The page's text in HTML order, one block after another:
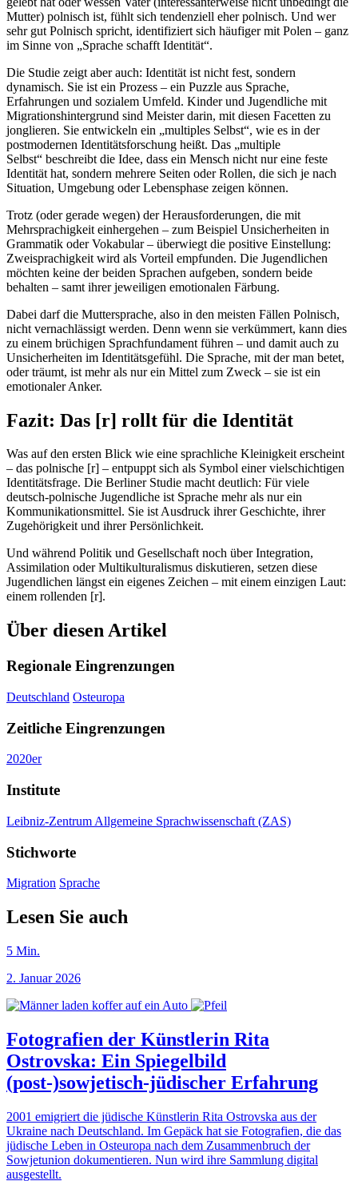
Mutter) polnisch ist, fühlt sich tendenziell eher polnisch. Und wer
sehr gut Polnisch spricht, identifiziert sich häufiger mit Polen – ganz
im Sinne von „Sprache schafft Identität“.
Die Studie zeigt aber auch: Identität ist nicht fest, sondern
dynamisch. Sie ist ein Prozess – ein Puzzle aus Sprache,
Erfahrungen und sozialem Umfeld. Kinder und Jugendliche mit
Migrationshintergrund sind Meister darin, mit diesen Facetten zu
jonglieren. Sie entwickeln ein „multiples Selbst“, wie es in der
postmodernen Identitätsforschung heißt. Das „multiple
Selbst“ beschreibt die Idee, dass ein Mensch nicht nur eine feste
Identität hat, sondern mehrere Seiten oder Rollen, die sich je nach
Situation, Umgebung oder Lebensphase zeigen können.
Trotz (oder gerade wegen) der Herausforderungen, die mit
Mehrsprachigkeit einhergehen – zum Beispiel Unsicherheiten in
Grammatik oder Vokabular – überwiegt die positive Einstellung:
Zweisprachigkeit wird als Vorteil empfunden. Die Jugendlichen
möchten keine der beiden Sprachen aufgeben, sondern beide
behalten – samt ihrer jeweiligen emotionalen Färbung.
Dabei darf die Muttersprache, also in den meisten Fällen Polnisch,
nicht vernachlässigt werden. Denn wenn sie verkümmert, kann dies
zu einem brüchigen Sprachfundament führen – und damit auch zu
Unsicherheiten im Identitätsgefühl. Die Sprache, mit der man betet,
oder träumt, ist mehr als nur ein Mittel zum Zweck – sie ist ein
emotionaler Anker.
Fazit: Das [r] rollt für die Identität
Was auf den ersten Blick wie eine sprachliche Kleinigkeit erscheint
– das polnische [r] – entpuppt sich als Symbol einer vielschichtigen
Identitätsfrage. Die Berliner Studie macht deutlich: Für viele
deutsch-polnische Jugendliche ist Sprache mehr als nur ein
Kommunikationsmittel. Sie ist Ausdruck ihrer Geschichte, ihrer
Zugehörigkeit und ihrer Persönlichkeit.
Und während Politik und Gesellschaft noch über Integration,
Assimilation oder Multikulturalismus diskutieren, setzen diese
Jugendlichen längst ein eigenes Zeichen – mit einem einzigen Laut:
einem rollenden [r].
Über diesen Artikel
Regionale Eingrenzungen
Deutschland Osteuropa
Zeitliche Eingrenzungen
2020er
Institute
Leibniz-Zentrum Allgemeine Sprachwissenschaft (ZAS)
Stichworte
Migration Sprache
Lesen Sie auch
5 Min.
2. Januar 2026
Fotografien der Künstlerin Rita
Ostrovska: Ein Spiegelbild
(post-)sowjetisch-jüdischer Erfahrung
2001 emigriert die jüdische Künstlerin Rita Ostrovska aus der
Ukraine nach Deutschland. Im Gepäck hat sie Fotografien, die das
jüdische Leben in Osteuropa nach dem Zusammenbruch der
Sowjetunion dokumentieren. Nun wird ihre Sammlung digital
ausgestellt.